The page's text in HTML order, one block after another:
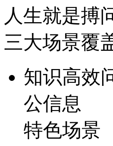
人生就是搏
三大场景覆
知识高效
公信息
特色场景